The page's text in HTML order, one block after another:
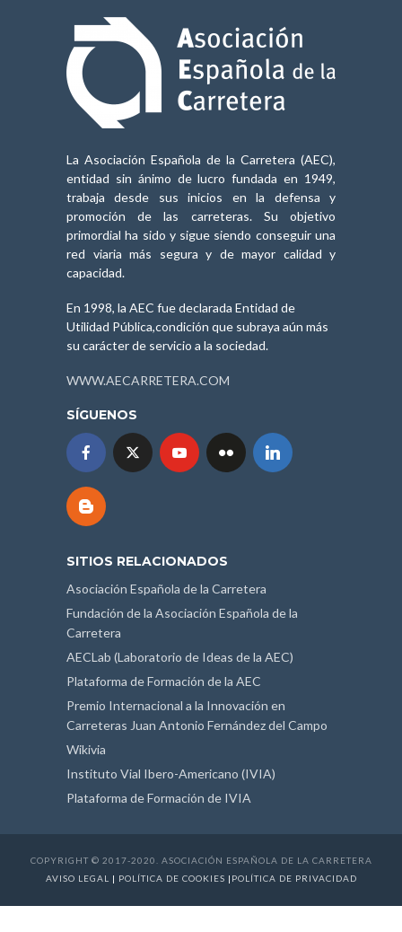
La Asociación Española de la Carretera (AEC),
entidad sin ánimo de lucro fundada en 1949,
trabaja desde sus inicios en la defensa y
promoción de las carreteras. Su objetivo
primordial ha sido y sigue siendo conseguir una
red viaria más segura y de mayor calidad y
capacidad.
En 1998, la AEC fue declarada Entidad de
Utilidad Pública,condición que subraya aún más
su carácter de servicio a la sociedad.
WWW.AECARRETERA.COM
SÍGUENOS
SITIOS RELACIONADOS
Asociación Española de la Carretera
Fundación de la Asociación Española de la
Carretera
AECLab (Laboratorio de Ideas de la AEC)
Plataforma de Formación de la AEC
Premio Internacional a la Innovación en
Carreteras Juan Antonio Fernández del Campo
Wikivia
Instituto Vial Ibero-Americano (IVIA)
Plataforma de Formación de IVIA
COPYRIGHT © 2017-2020. ASOCIACIÓN ESPAÑOLA DE LA CARRETERA
AVISO LEGAL
| POLÍTICA DE COOKIES | POLÍTICA DE PRIVACIDAD